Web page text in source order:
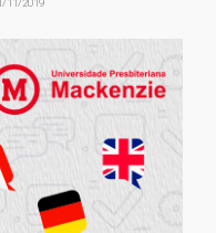
11/2019